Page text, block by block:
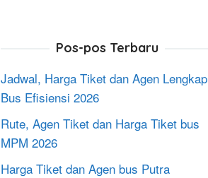
Pos-pos Terbaru
Jadwal, Harga Tiket dan Agen Lengkap
Bus Efisiensi 2026
Rute, Agen Tiket dan Harga Tiket bus
MPM 2026
Harga Tiket dan Agen bus Putra